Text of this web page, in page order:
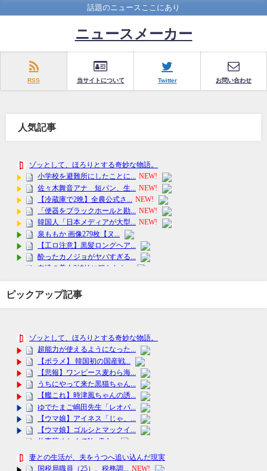
話題のニュースここにあり
ニュースメーカー
RSS 当サイトについて Twitter お問い合わせ
人気記事
ピックアップ記事